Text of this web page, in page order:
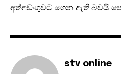
අත්අඩංගුවට ගෙන ඇති බවයි
stv online